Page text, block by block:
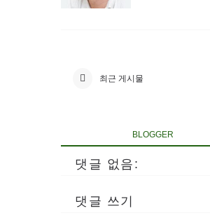
최근 게시물
BLOGGER
댓글 없음:
댓글 쓰기